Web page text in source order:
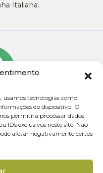
usamos tecnologias como
do dispositivo. O
permitirá processar dados
IDs exclusivos neste site. Não
afetar negativamente certos
Italiana.